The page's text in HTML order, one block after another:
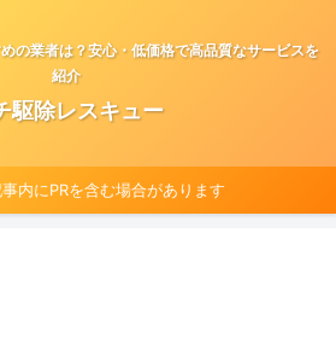
の業者は？安心・低価格で高品質なサービスを
紹介
駆除レスキュー
内にPRを含む場合があります